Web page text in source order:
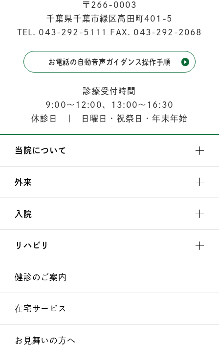
〒266-0003
千葉県千葉市緑区高田町401-5
TEL. 043-292-5111 FAX. 043-292-2068
お電話の自動音声ガイダンス操作手順
診療受付時間
9:00〜 12:00、 13:00〜 16:30
休診日 | 日曜日・祝祭日・年末年始
当院について
外来
入院
リハビリ
健診のご案内
在宅サービス
お見舞いの方へ